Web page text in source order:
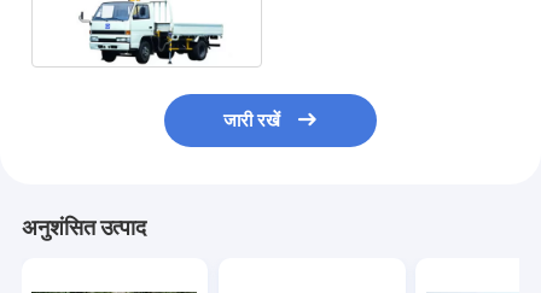
जारी रखें
अनुशंसित उत्पाद